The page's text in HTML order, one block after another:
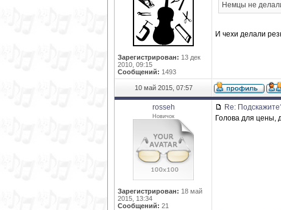
Зарегистрирован: 13 дек
2010, 09:15
Сообщений: 1493
Немцы не
И чехи делали
10 май 2015, 07:57
rosseh
Новичок
Зарегистрирован: 18 май
2015, 13:34
Сообщений: 21
Re:
Голова для цены,